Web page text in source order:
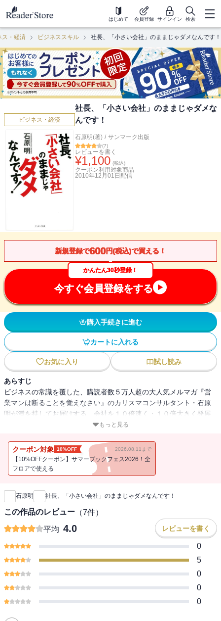
はじめて 会員登録 サインイン 検索
ス・経済 ビジネススキル 社長、「小さい会社」のままじゃダメなんです！
ビジネス・経済
社長、「小さい会社」のままじゃダメな
んです！
石原明(著) / サンマーク出版
(7)
レビューを書く
¥1,100 (税込)
クーポン利用対象商品
2010年12月01日 配信
新規登録で600円(税込)で買える！
かんたん30秒登録！
今すぐ会員登録をする
購入手続きに進む
カートに入れる
お気に入り 試し読み
あらすじ
ビジネスの常識を覆した、購読者数５万人超の大人気メルマガ『営
業マンは断ることを覚えなさい』のカリスマコンサルタント・石原
明が満を持してお届けする、会社を１０倍速く・１０倍大きく発展
させる方法！数多くの顧問先を最速・最短で発展させてきたノウハ
たけど、間違った頑張り方のために会社が大きくならなくて諦めて
きた社長さんたち」に送る、会心の一撃です。
もっと見る
クーポン対象 10%OFF 2026.08.11まで
【10%OFFクーポン】サマーブックフェス2026！全
フロアで使える
新刊通知
石原明 社長、「小さい会社」のままじゃダメなんです！
この作品のレビュー （7件）
平均 4.0 レビューを書く
0
5
0
0
0